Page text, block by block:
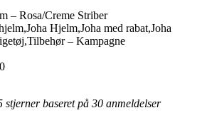
– Rosa/Creme Striber
Hjelm,Joha med rabat,Joha
– Kampagne
stjerner baseret på 30 anmeldelser